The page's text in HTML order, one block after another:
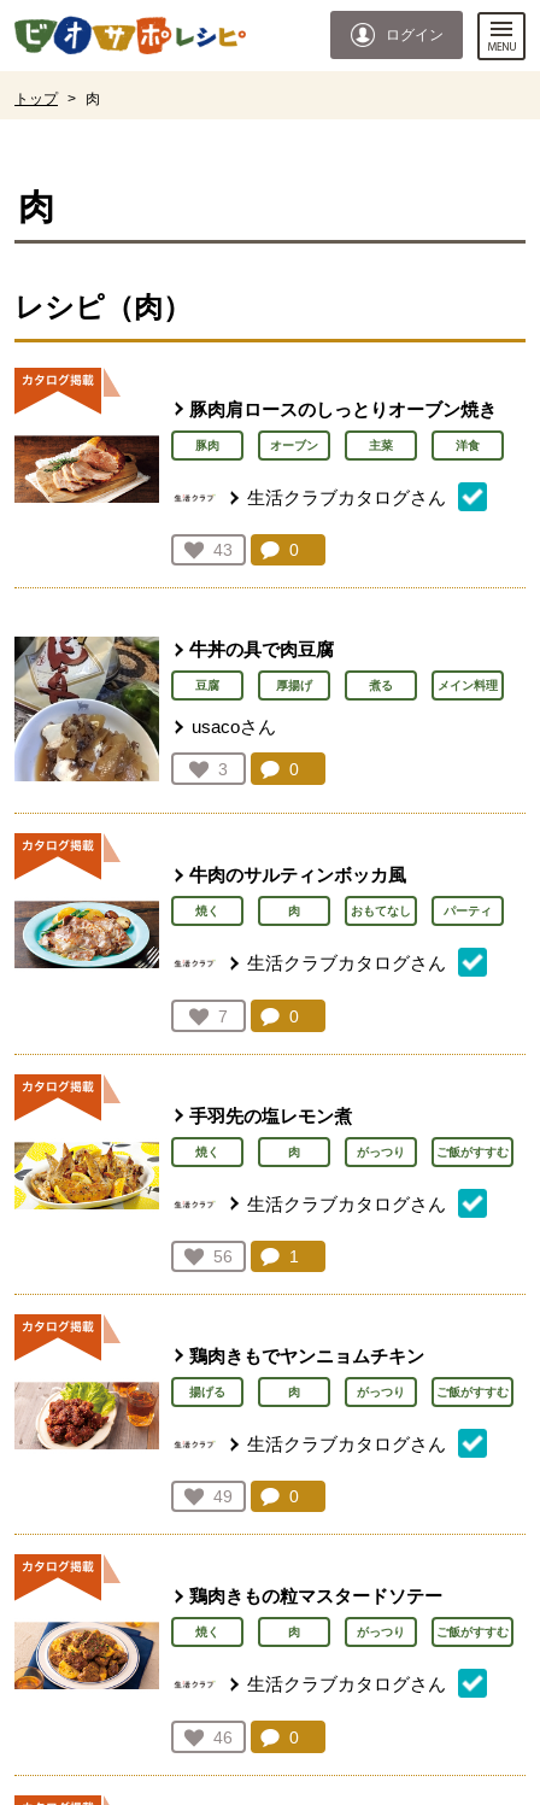
ページの先頭です。
ログイン
トップ > 肉
肉
レシピ（肉）
豚肉肩ロースのしっとりオーブン焼き
豚肉 オーブン 主菜 洋食
生活クラブカタログさん
お気に入り登録：
43
人が登録
コメント：
0
牛丼の具で肉豆腐
豆腐 厚揚げ 煮る メイン料理
usacoさん
お気に入り登録：
3
人が登録
コメント：
0
牛肉のサルティンボッカ風
焼く 肉 おもてなし パーティ
生活クラブカタログさん
お気に入り登録：
7
人が登録
コメント：
0
手羽先の塩レモン煮
焼く 肉 がっつり ご飯がすすむ
生活クラブカタログさん
お気に入り登録：
56
人が登録
コメント：
1
鶏肉きもでヤンニョムチキン
揚げる 肉 がっつり ご飯がすすむ
生活クラブカタログさん
お気に入り登録：
49
人が登録
コメント：
0
鶏肉きもの粒マスタードソテー
焼く 肉 がっつり ご飯がすすむ
生活クラブカタログさん
お気に入り登録：
46
人が登録
コメント：
0